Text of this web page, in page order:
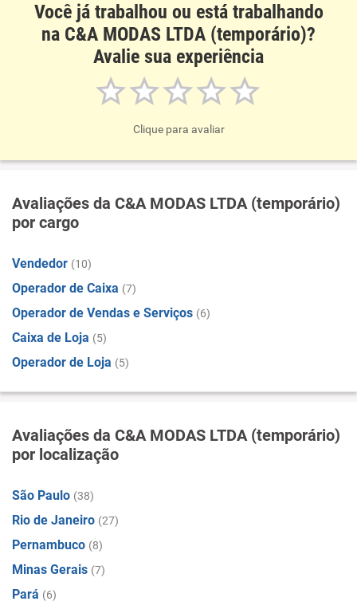
Você já trabalhou ou está trabalhando
na C&A MODAS LTDA (temporário)?
Avalie sua experiência
Clique para avaliar
Avaliações da C&A MODAS LTDA (temporário)
por cargo
Vendedor (10)
Operador de Caixa (7)
Operador de Vendas e Serviços (6)
Caixa de Loja (5)
Operador de Loja (5)
Avaliações da C&A MODAS LTDA (temporário)
por localização
São Paulo (38)
Rio de Janeiro (27)
Pernambuco (8)
Minas Gerais (7)
Pará (6)